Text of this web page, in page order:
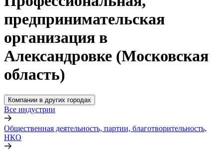
предпринимательская
организация в
Александровке (Московская
область)
Компании в других городах
Все индустрии
Общественная деятельность, партии, благотворительность,
НКО